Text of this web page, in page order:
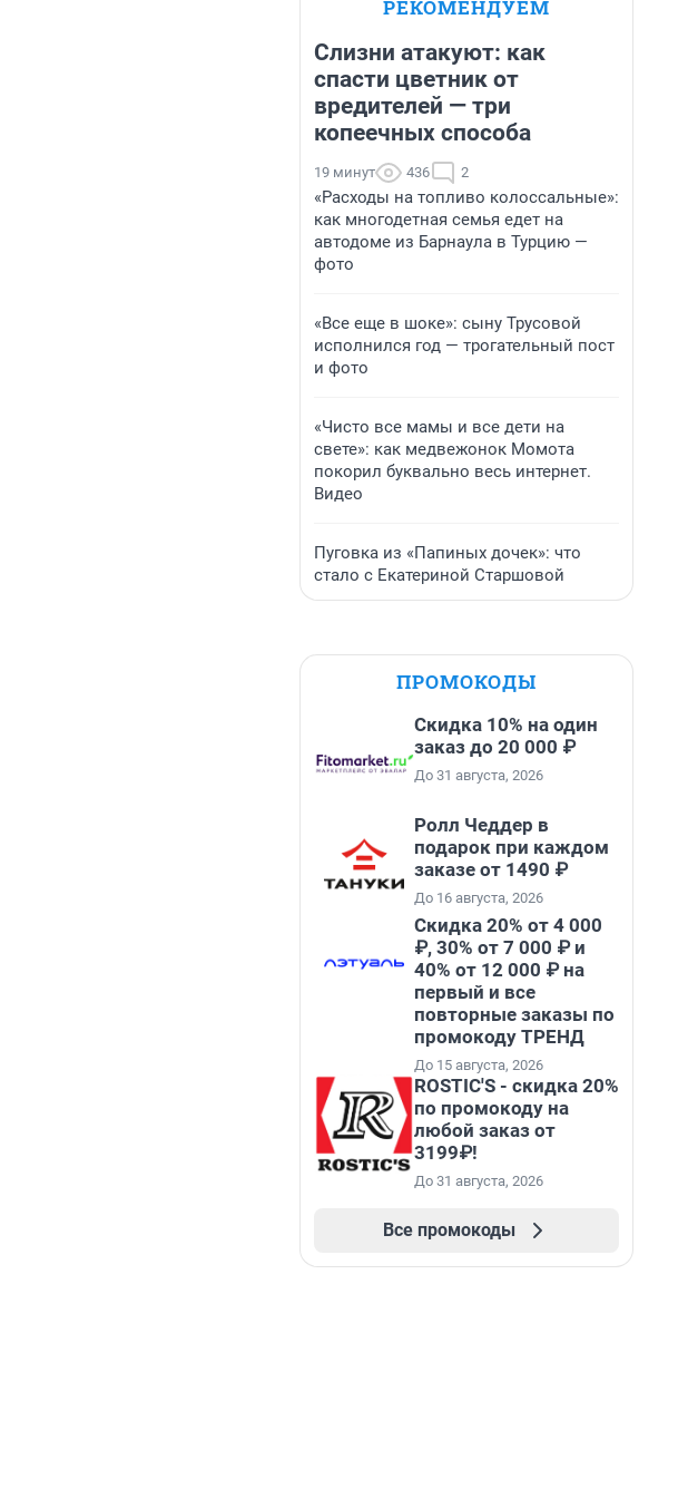
РЕКОМЕНДУЕМ
Слизни атакуют: как
спасти цветник от
вредителей — три
копеечных способа
19 минут 436 2
«Расходы на топливо колоссальные»:
как многодетная семья едет на
автодоме из Барнаула в Турцию —
фото
«Все еще в шоке»: сыну Трусовой
исполнился год — трогательный пост
и фото
«Чисто все мамы и все дети на
свете»: как медвежонок Момота
покорил буквально весь интернет.
Видео
Пуговка из «Папиных дочек»: что
стало с Екатериной Старшовой
ПРОМОКОДЫ
Скидка 10% на один
заказ до 20 000 ₽
До 31 августа, 2026
Ролл Чеддер в
подарок при каждом
заказе от 1490 ₽
До 16 августа, 2026
Скидка 20% от 4 000
₽, 30% от 7 000 ₽ и
40% от 12 000 ₽ на
первый и все
повторные заказы по
промокоду ТРЕНД
До 15 августа, 2026
ROSTIC'S - скидка 20%
по промокоду на
любой заказ от
3199₽!
До 31 августа, 2026
Все промокоды